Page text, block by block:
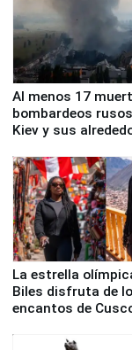
Al menos 17
bombardeos
Kiev y sus
La estrella
Biles disfruta de
encantos de